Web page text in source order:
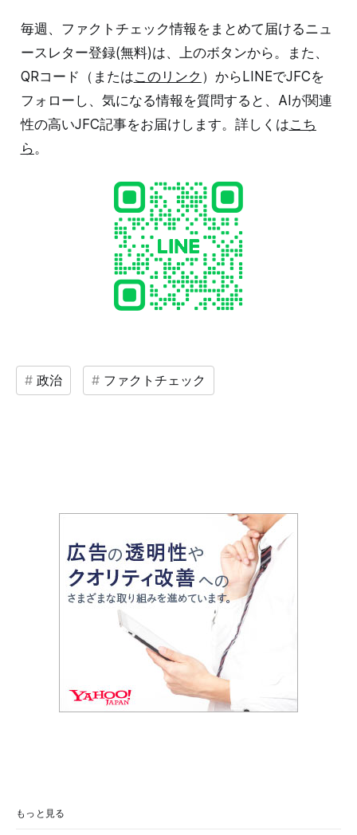
毎週、ファクトチェック情報をまとめて届けるニュ
ースレター登録(無料)は、上のボタンから。また、
QRコード（またはこのリンク ）からLINEでJFCを
フォローし、気になる情報を質問すると、AIが関連
性の高いJFC記事をお届けします。詳しくはこち
ら。
政治 ファクトチェック
もっと見る